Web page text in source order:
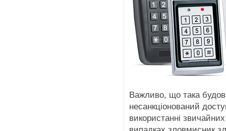
Важливо, що така
несанкціонований
використанні